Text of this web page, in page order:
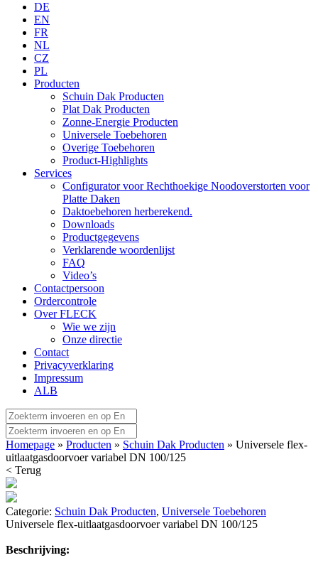
DE
EN
FR
NL
CZ
PL
Producten
Schuin Dak Producten
Plat Dak Producten
Zonne-Energie Producten
Universele Toebehoren
Overige Toebehoren
Product-Highlights
Services
Configurator voor Rechthoekige Noodoverstorten voor
Platte Daken
Daktoebehoren herberekend.
Downloads
Productgegevens
Verklarende woordenlijst
FAQ
Video’s
Contactpersoon
Ordercontrole
Over FLECK
Wie we zijn
Onze directie
Contact
Privacyverklaring
Impressum
ALB
Homepage » Producten » Schuin Dak Producten » Universele flex-
uitlaatgasdoorvoer variabel DN 100/125
< Terug
Categorie: Schuin Dak Producten, Universele Toebehoren
Universele flex-uitlaatgasdoorvoer variabel DN 100/125
Beschrijving: